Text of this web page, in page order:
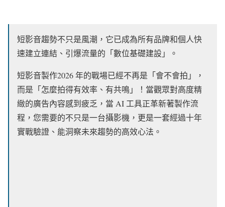
短影音趨勢不只是風潮，它已成為所有品牌和個人快
速建立連結、引爆流量的「數位基礎建設」。
短影音製作2026 年的戰場已經不再是「會不會拍」，
而是「怎麼拍得有效率、有共鳴」！當觀眾對高度精
緻的廣告內容感到疲乏，當 AI 工具正革新著製作流
程，您需要的不只是一台攝影機，更是一套經過十年
實戰驗證、能洞察未來趨勢的高效心法。